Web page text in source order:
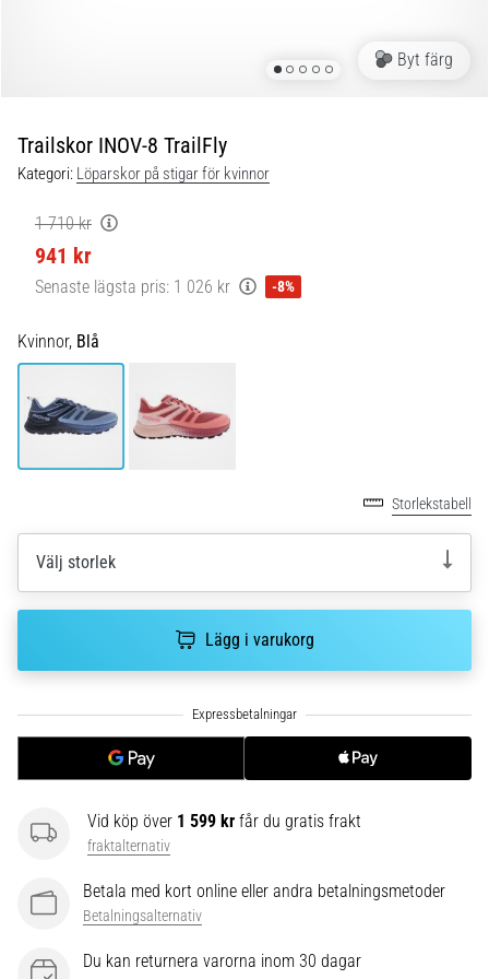
är
de
och
hur
genomförs
de?
testar
shuttle
run
snabbhet,
och
utförs
det
korrekt,
var
9 min. läsning
Löparknä:
Orsaker,
behandling
och
förebyggande
Löparknä,
Byt färg
Trailskor INOV-8 TrailFly
Kategori: Löparskor på stigar för kvinnor
1 710 kr
941 kr
Senaste lägsta pris: 1 026 kr -8%
Kvinnor, Blå
Storlekstabell
Välj storlek
Lägg i varukorg
Vid köp över 1 599 kr får du gratis frakt
fraktalternativ
Betala med kort online eller andra betalningsmetoder
Betalningsalternativ
Du kan returnera varorna inom 30 dagar